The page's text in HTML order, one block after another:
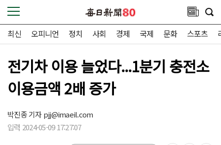
최신 오피니언 정치 사회 경제 국제 문화 스포츠
전기차 이용 늘었다...1분기 충전소
이용금액 2배 증가
박진종 기자pjj@imaeil.com
입력 2024-05-09 17:27:07